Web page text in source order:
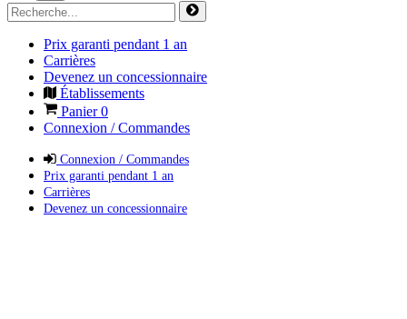
Prix garanti pendant 1 an
Carrières
Devenez un concessionnaire
Établissements
Panier0
Connexion / Commandes
Connexion / Commandes
Prix garanti pendant 1 an
Carrières
Devenez un concessionnaire